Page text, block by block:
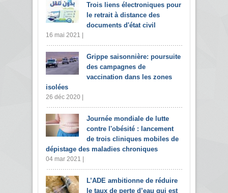
Trois liens électroniques pour
le retrait à distance des
documents d'état civil
16 mai 2021 |
Grippe saisonnière: poursuite
des campagnes de
vaccination dans les zones
isolées
26 déc 2020 |
Journée mondiale de lutte
contre l'obésité : lancement
de trois cliniques mobiles de
dépistage des maladies chroniques
04 mar 2021 |
L’ADE ambitionne de réduire
le taux de perte d’eau qui est